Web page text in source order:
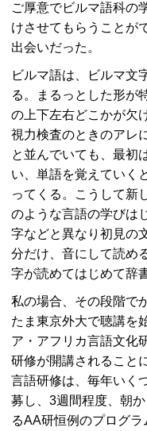
ご厚意でビルマ語科の
けさせてもらうことが
出会いだった。
ビルマ語は、ビルマ文
る。まるっとした形が
の上下左右どこかが欠
視力検査のときのアレ
と並んでいても、最初
い、単語を覚えていく
ってくる。こうして新
のような言語の学びは
字などと異なり初見の
分だけ、音にして読め
字が読めてはじめて辞
私の場合、その段階で
たま東京外大で聴講を
ア・アフリカ言語文化
研修が開講されること
言語研修は、毎年いく
募し、3週間程度、朝
るAA研恒例のプログ